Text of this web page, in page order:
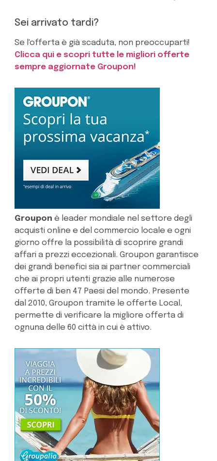
Sei arrivato tardi?
Se l'offerta è già scaduta, non preoccuparti!
Clicca qui e scopri tutte le migliori offerte
sempre aggiornate Groupon!
Groupon è leader mondiale nel settore degli
acquisti online e del commercio locale e ogni
giorno offre la possibilità di scoprire grandi
affari a prezzi eccezionali. Groupon garantisce
dei grandi benefici sia ai partner commerciali
che ai propri utenti grazie alle numerose
offerte di ben 47 Paesi del mondo. Presente
dal 2010, Groupon tramite le offerte Local,
permette di verificare la migliore offerta di
ognuna delle 60 città in cui è attivo.